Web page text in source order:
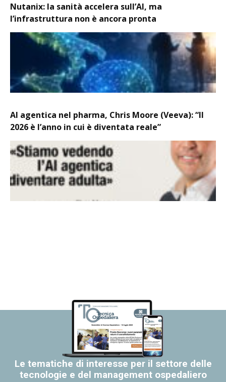
Nutanix: la sanità accelera sull’AI, ma
l’infrastruttura non è ancora pronta
AI agentica nel pharma, Chris Moore (Veeva): “Il
2026 è l’anno in cui è diventata reale”
Le tematiche di interesse per il settore delle
tecnologie e del management ospedaliero